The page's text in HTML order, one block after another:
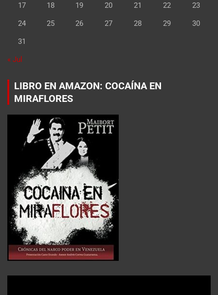
17 18 19 20 21 22 23
24 25 26 27 28 29 30
31
« Jul
LIBRO EN AMAZON: COCAÍNA EN
MIRAFLORES